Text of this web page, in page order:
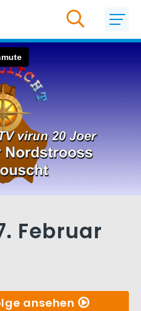
Februar
ansehen